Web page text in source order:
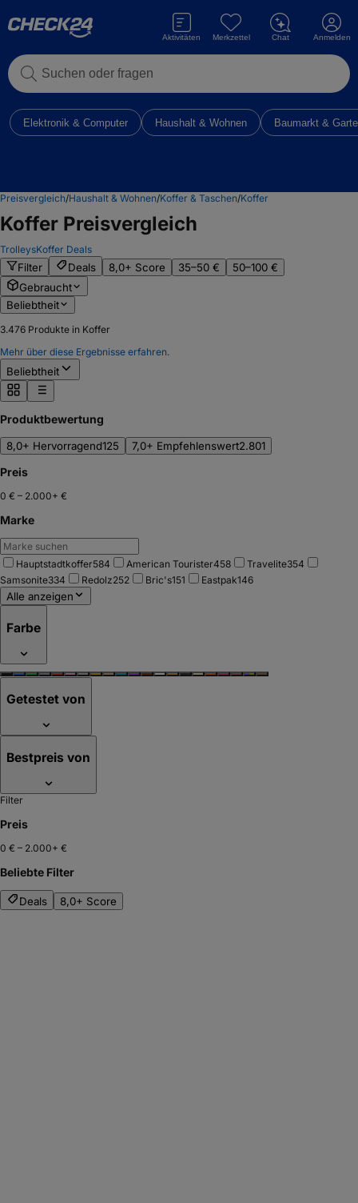
Suchen oder fragen
Aktivitäten Merkzettel Chat Anmelden
Elektronik & Computer Haushalt & Wohnen Baumarkt &
Preisvergleich/Haushalt & Wohnen/Koffer & Taschen/Koffer
Koffer Preisvergleich
TrolleysKoffer Deals
Filter Deals 8,0+ Score 35–50 €
50–100 €
Gebraucht
Beliebtheit
3.476 Produkte in Koffer
Mehr über diese Ergebnisse erfahren.
Beliebtheit
Produktbewertung
8,0+ Hervorragend125 7,0+ Empfehlenswert2.801
Preis
0 € – 2.000+ €
Marke
Hauptstadtkoffer584 American Tourister458 Travelite354
Samsonite334 Redolz252 Bric's151 Eastpak146
Alle anzeigen
Farbe
Getestet von
Bestpreis von
Filter
Preis
0 € – 2.000+ €
Beliebte Filter
Deals 8,0+ Score